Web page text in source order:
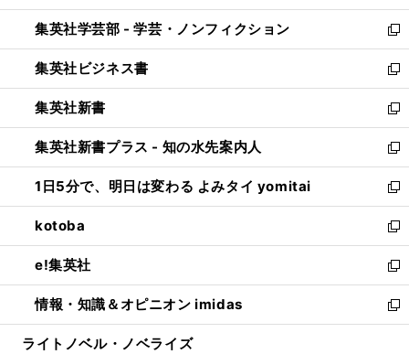
開
く
ウ
で
開
く
ン
ド
ウ
で
開
く
ウ
ィ
ン
ド
ウ
で
開
く
集英社学芸部 - 学芸・ノンフィクション
新
し
い
ウ
ィ
ン
ド
ウ
で
開
く
集英社ビジネス書
新
し
い
ウ
ィ
ン
ド
ウ
で
開
く
集英社新書
新
し
い
ウ
ィ
ン
ド
ウ
で
開
く
集英社新書プラス - 知の水先案内人
新
し
い
ウ
ィ
ン
ド
ウ
で
開
1日5分で、明日は変わる よみタイ yomitai
新
し
い
ウ
ィ
ン
ド
ウ
kotoba
新
し
い
ウ
ィ
ン
e!集英社
新
し
い
ウ
情報・知識＆オピニオン imidas
新
し
ライトノベル・ノベライズ